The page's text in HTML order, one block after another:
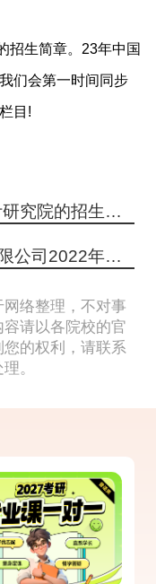
生简章。23年中国
们会第一时间同步
目!
上一篇：2022年中国建筑设计研究院的招生简章
下一篇：中冶建筑研究总院有限公司2022年研究生招生简章
络整理，不对事
请以各院校的官
的权利，请联系
。